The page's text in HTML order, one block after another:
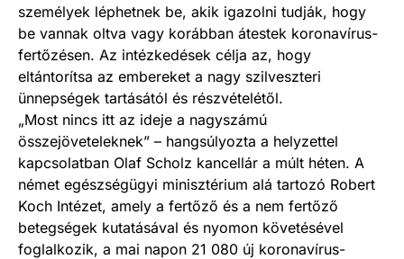
személyek léphetnek be, akik igazolni tudják, hogy
be vannak oltva vagy korábban átestek koronavírus-
fertőzésen. Az intézkedések célja az, hogy
eltántorítsa az embereket a nagy szilveszteri
ünnepségek tartásától és részvételétől.
„Most nincs itt az ideje a nagyszámú
összejöveteleknek” – hangsúlyozta a helyzettel
kapcsolatban Olaf Scholz kancellár a múlt héten. A
német egészségügyi minisztérium alá tartozó Robert
Koch Intézet, amely a fertőző és a nem fertőző
betegségek kutatásával és nyomon követésével
foglalkozik, a mai napon 21 080 új koronavírus-